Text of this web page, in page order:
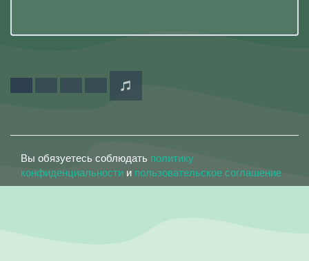
Вы обязуетесь соблюдать политику
конфиденциальности и пользовательское соглашение